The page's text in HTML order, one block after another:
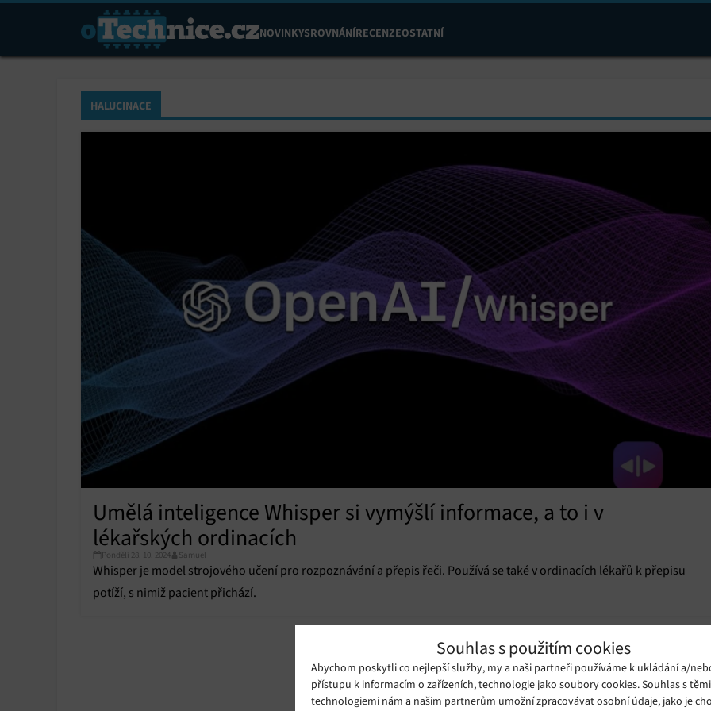
Souhlas s použitím cookies
Abychom poskytli co nejlepší služby, my a naši partneři používáme k ukládání a/
přístupu k informacím o zařízeních, technologie jako soubory cookies. Souhlas s
technologiemi nám a našim partnerům umožní zpracovávat osobní údaje, jako je
NOVINKYSROVNÁNÍRECENZEOSTATNÍ
HALUCINACE
Umělá inteligence Whisper si vymýšlí informace, a to i v
lékařských ordinacích
Pondělí 28. 10. 2024 Samuel
Whisper je model strojového učení pro rozpoznávání a přepis řeči. Používá se také v ordinacích lékařů k přepisu
potíží, s nimiž pacient přichází.